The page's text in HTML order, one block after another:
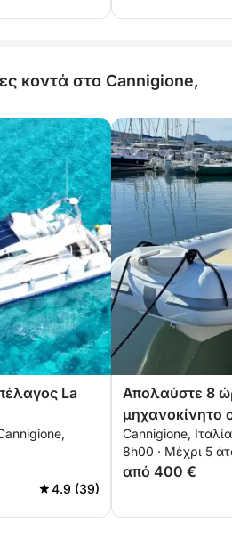
κοντά στο Cannigione,
La
4.9 (39)
Απολαύστε 8
μηχανοκίνητο
εξερευνήσετε
τα νησιά
Cannigione, Ιταλία
8h00 · Μέχρι 5
από 400 €